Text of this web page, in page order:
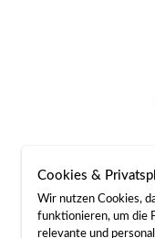
Cookies &
Wir nutzen Cookies,
funktionieren, um die
relevante und